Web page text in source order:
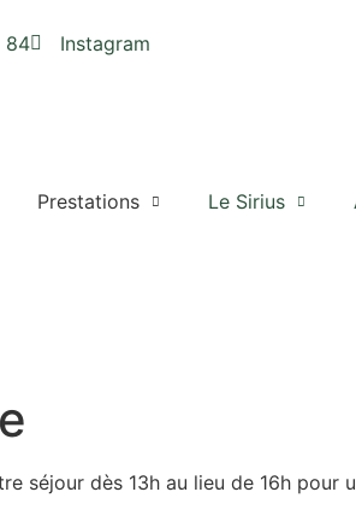
84 Instagram
Prestations Le Sirius
séjour dès 13h au lieu de 16h